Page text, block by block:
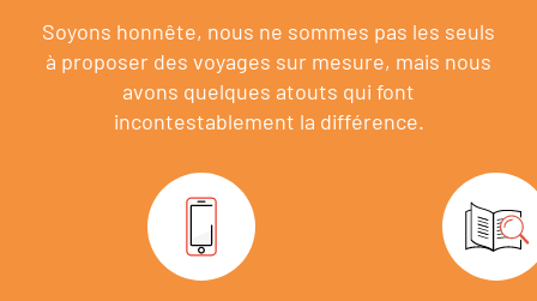
Soyons honnête, nous ne sommes pas les seuls
à proposer des voyages sur mesure, mais nous
avons quelques atouts qui font
incontestablement la différence.